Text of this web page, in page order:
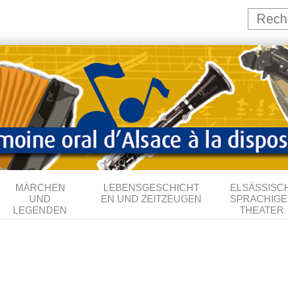
MÄRCHEN
UND
LEGENDEN
LEBENSGESCHICHT
EN UND ZEITZEUGEN
THEATER